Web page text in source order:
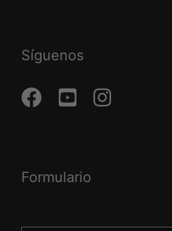
Síguenos
Formulario